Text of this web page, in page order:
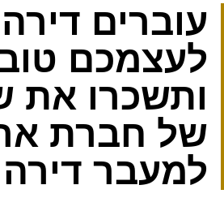
עוברים
לעצמכם
ותשכרו את
של חברת
למעבר דירה